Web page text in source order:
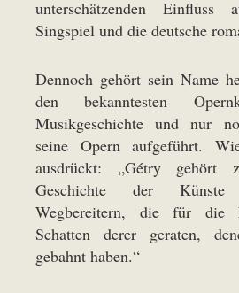
unterschätzenden Einfluss
Singspiel und die deutsche
Dennoch gehört sein Name
den bekanntesten
Musikgeschichte und nur
seine Opern aufgeführt.
ausdrückt: „Gétry
Geschichte der
Wegbereitern, die für die
Schatten derer geraten,
gebahnt haben.“